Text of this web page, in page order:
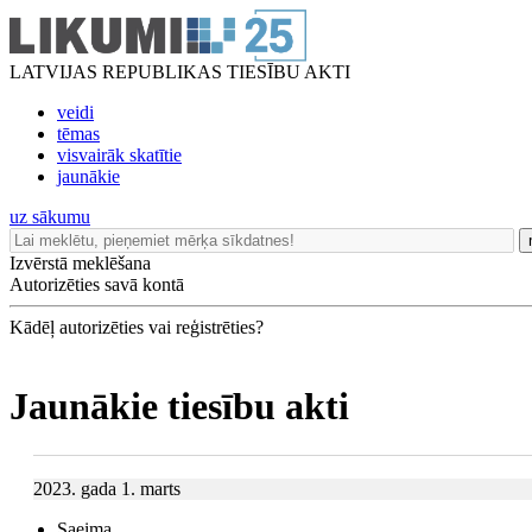
LATVIJAS REPUBLIKAS TIESĪBU AKTI
veidi
tēmas
visvairāk skatītie
jaunākie
uz sākumu
Izvērstā meklēšana
Autorizēties savā kontā
Kādēļ autorizēties vai reģistrēties?
Jaunākie tiesību akti
2023. gada 1. marts